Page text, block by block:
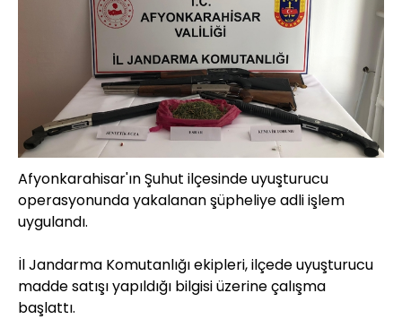
Afyonkarahisar'ın Şuhut ilçesinde uyuşturucu
operasyonunda yakalanan şüpheliye adli işlem
uygulandı.
İl Jandarma Komutanlığı ekipleri, ilçede uyuşturucu
madde satışı yapıldığı bilgisi üzerine çalışma
başlattı.